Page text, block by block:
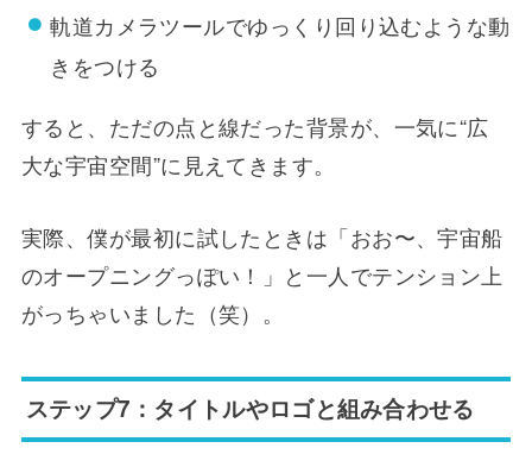
軌道カメラツールでゆっくり回り込むような動
きをつける
すると、ただの点と線だった背景が、一気に“広
大な宇宙空間”に見えてきます。
実際、僕が最初に試したときは「おお〜、宇宙船
のオープニングっぽい！」と一人でテンション上
がっちゃいました（笑）。
ステップ7：タイトルやロゴと組み合わせる